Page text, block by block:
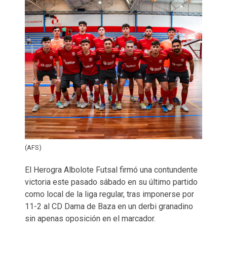
(AFS)
El Herogra Albolote Futsal firmó una contundente
victoria este pasado sábado en su último partido
como local de la liga regular, tras imponerse por
11-2 al CD Dama de Baza en un derbi granadino
sin apenas oposición en el marcador.